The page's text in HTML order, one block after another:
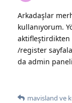
Arkadaşlar
kullanıyorum.
aktifleştirdikten
/register
da admin
mavisland ve